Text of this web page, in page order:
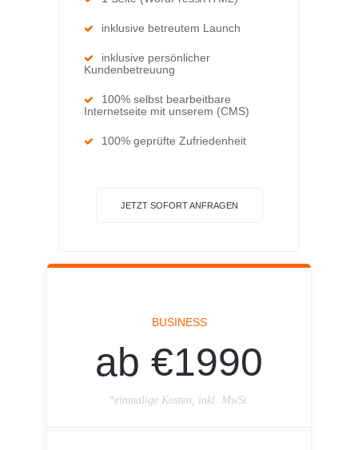
inklusive betreutem Launch
inklusive persönlicher
Kundenbetreuung
100% selbst bearbeitbare
Internetseite mit unserem (CMS)
100% geprüfte Zufriedenheit
JETZT SOFORT ANFRAGEN
BUSINESS
ab €1990
*einmalige Kosten, inkl. MwSt.